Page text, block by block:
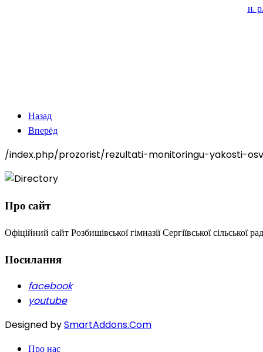
н. р.
Назад
Вперёд
/index.php/prozorist/rezultati-monitoringu-yakosti-
Про сайт
Офіційний сайт Розбишівської гімназії Сергіївської сільської
Посилання
facebook
youtube
Designed bySmartAddons.Com
Про нас